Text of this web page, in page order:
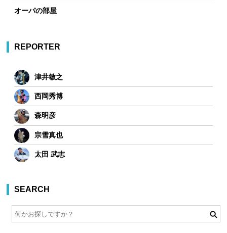
オーパの部屋
REPORTER
津井敏之
西岡秀博
森明彦
宗雪真也
太田 武志
SEARCH